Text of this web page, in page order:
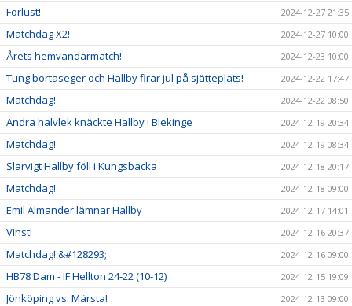
Förlust! 2024-12-27 21:35
Matchdag X2! 2024-12-27 10:00
Årets hemvändarmatch! 2024-12-23 10:00
Tung bortaseger och Hallby firar jul på sjätteplats! 2024-12-22 17:47
Matchdag! 2024-12-22 08:50
Andra halvlek knäckte Hallby i Blekinge 2024-12-19 20:34
Matchdag! 2024-12-19 08:34
Slarvigt Hallby föll i Kungsbacka 2024-12-18 20:17
Matchdag! 2024-12-18 09:00
Emil Almander lämnar Hallby 2024-12-17 14:01
Vinst! 2024-12-16 20:37
Matchdag! &#128293; 2024-12-16 09:00
HB78 Dam - IF Hellton 24-22 (10-12) 2024-12-15 19:09
Jönköping vs. Märsta! 2024-12-13 09:00